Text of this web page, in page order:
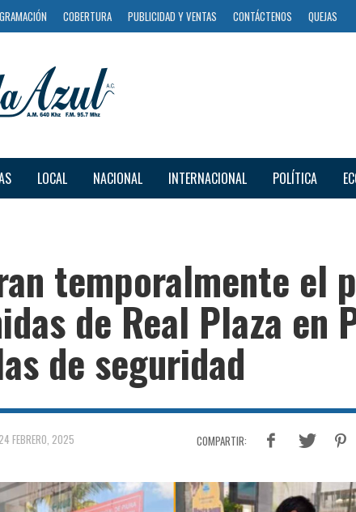
COBERTURA PUBLICIDAD Y VENTAS CONTÁCTENOS QUEJAS
LOCAL NACIONAL INTERNACIONAL POLÍTICA
temporalmente el
de Real Plaza en
de seguridad
24 FEBRERO, 2025